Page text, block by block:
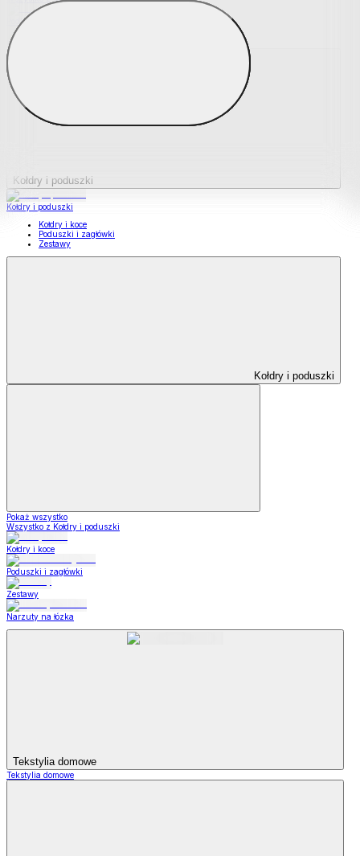
Podkładki na materace
Materace nawierzchniowe
Kołdry i poduszki
Kołdry i poduszki
Kołdry i koce
Poduszki i zagłówki
Zestawy
Kołdry i poduszki
Pokaż wszystko
Wszystko z Kołdry i poduszki
Kołdry i koce
Poduszki i zagłówki
Zestawy
Narzuty na łózka
Tekstylia domowe
Tekstylia domowe